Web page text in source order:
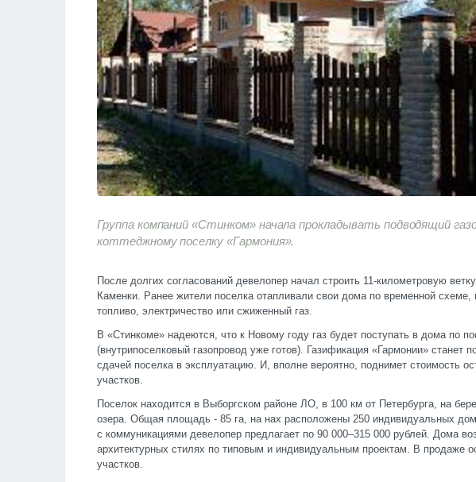
Группа компаний «Стинком» начала прокладывать подводящий
коттеджному поселку «Гармония».
После долгих согласований девелопер начал строить 11-километровую
Каменки. Ранее жители поселка отапливали свои дома по временной схеме,
топливо, электричество или сжиженный газ.
В «Стинкоме» надеются, что к Новому году газ будет поступать в дома по
(внутрипоселковый газопровод уже готов). Газификация «Гармонии» станет
сдачей поселка в эксплуатацию. И, вполне вероятно, поднимет стоимость
участков.
Поселок находится в Выборгском районе ЛО, в 100 км от Петербурга, на
озера. Общая площадь - 85 га, на нах расположены 250 индивидуальных
с коммуникациями девелопер предлагает по 90 000–315 000 рублей. Дома
архитектурных стилях по типовым и индивидуальным проектам. В продаже
участков.